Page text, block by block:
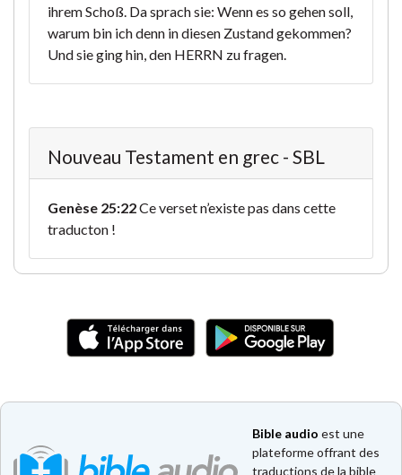
ihrem Schoß. Da sprach sie: Wenn es so gehen soll,
warum bin ich denn in diesen Zustand gekommen?
Und sie ging hin, den HERRN zu fragen.
Nouveau Testament en grec - SBL
Genèse 25:22Ce verset n’existe pas dans cette
traducton !
Bible audio est une
plateforme offrant des
traductions de la bible